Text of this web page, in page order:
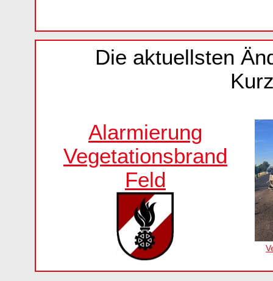
Die aktuellsten
Alarmierung
Vegetationsbrand
Feld